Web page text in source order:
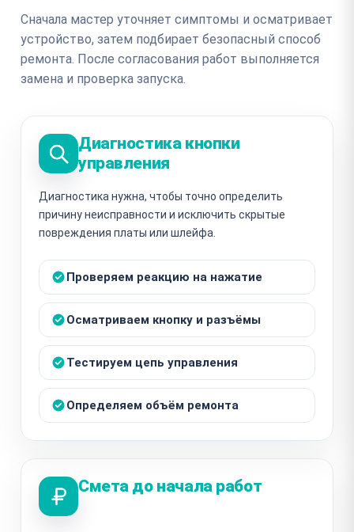
Сначала мастер уточняет симптомы и осматривает
устройство, затем подбирает безопасный способ
ремонта. После согласования работ выполняется
замена и проверка запуска.
Диагностика кнопки
управления
Диагностика нужна, чтобы точно определить
причину неисправности и исключить скрытые
повреждения платы или шлейфа.
Проверяем реакцию на нажатие
Осматриваем кнопку и разъёмы
Тестируем цепь управления
Определяем объём ремонта
Смета до начала работ